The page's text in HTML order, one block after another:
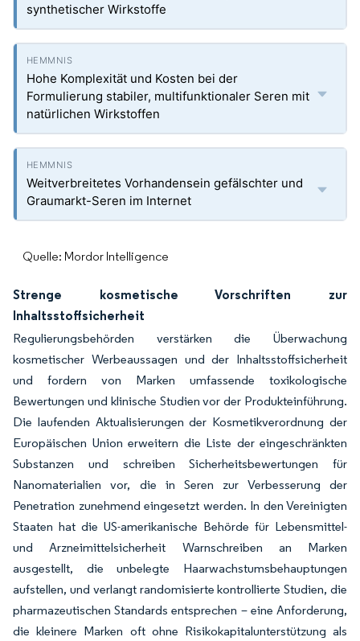
synthetischer Wirkstoffe
Hohe Komplexität und Kosten bei der
Formulierung stabiler, multifunktionaler Seren mit
natürlichen Wirkstoffen
Weitverbreitetes Vorhandensein gefälschter und
Graumarkt-Seren im Internet
Quelle: Mordor Intelligence
Strenge kosmetische Vorschriften zur
Inhaltsstoffsicherheit
Regulierungsbehörden verstärken die Überwachung
kosmetischer Werbeaussagen und der Inhaltsstoffsicherheit
und fordern von Marken umfassende toxikologische
Bewertungen und klinische Studien vor der Produkteinführung.
Die laufenden Aktualisierungen der Kosmetikverordnung der
Europäischen Union erweitern die Liste der eingeschränkten
Substanzen und schreiben Sicherheitsbewertungen für
Nanomaterialien vor, die in Seren zur Verbesserung der
Penetration zunehmend eingesetzt werden. In den Vereinigten
Staaten hat die US-amerikanische Behörde für Lebensmittel-
und Arzneimittelsicherheit Warnschreiben an Marken
ausgestellt, die unbelegte Haarwachstumsbehauptungen
aufstellen, und verlangt randomisierte kontrollierte Studien, die
pharmazeutischen Standards entsprechen – eine Anforderung,
die kleinere Marken oft ohne Risikokapitalunterstützung als